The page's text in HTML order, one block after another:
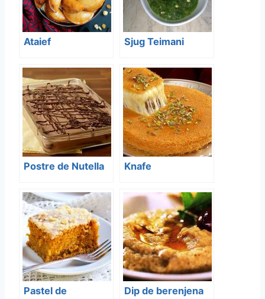
Ataief Sjug Teimani
Postre de Nutella Knafe
Pastel de
Dip de berenjena